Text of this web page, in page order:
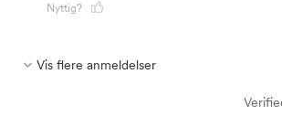
Nyttig?
Vis flere anmeldelser